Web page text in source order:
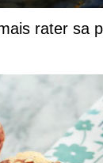
rater sa